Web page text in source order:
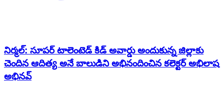
నిర్మల్: సూపర్ టాలెంటెడ్ కిడ్ అవార్డు అందుకున్న జిల్లాకు
చెందిన ఆదిత్య అనే బాలుడిని అభినందించిన కలెక్టర్ అభిలాష
అభినవ్